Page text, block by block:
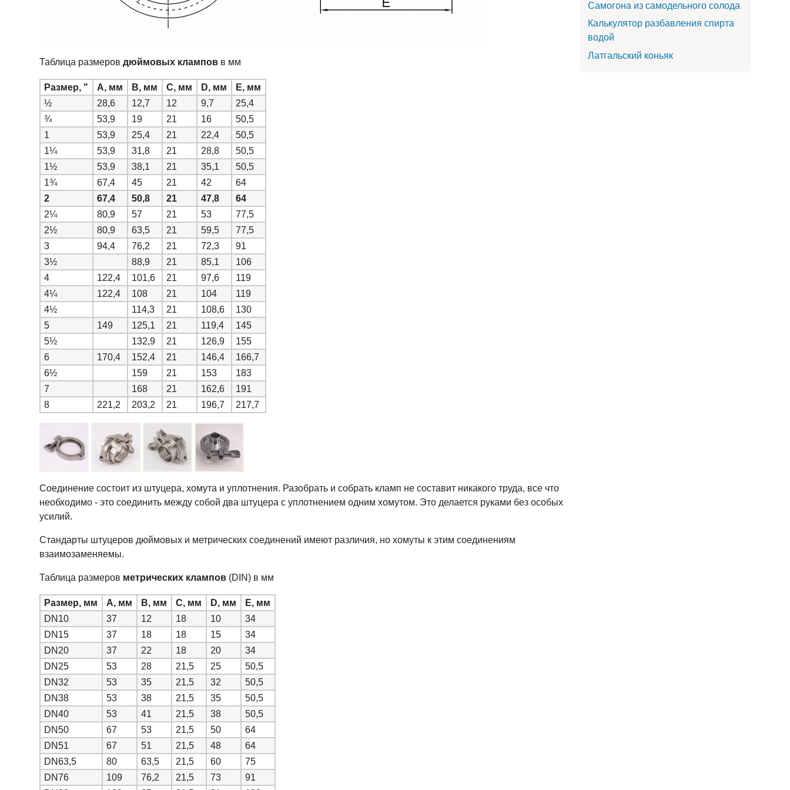
Таблица размеров дюймовых кламповв мм
Размер, " A, мм B, мм C, мм D, мм
E, мм
½
28,6 12,7 12 9,7
25,4
¾
53,9 19 21 16
50,5
1
53,9 25,4 21 22,4
50,5
1¼
53,9 31,8 21 28,8
50,5
1½
53,9 38,1 21 35,1
50,5
1¾
67,4 45 21 42
64
2
67,4 50,8 21 47,8
64
2¼
80,9 57 21 53
77,5
2½
80,9 63,5 21 59,5
77,5
3
94,4 76,2 21 72,3
91
3½
88,9 21 85,1
106
4
122,4 101,6 21 97,6
119
4¼
122,4 108 21 104
119
4½
114,3 21 108,6
130
5
149 125,1 21 119,4
145
5½
132,9 21 126,9
155
6
170,4 152,4 21 146,4
166,7
6½
159 21 153
183
7
168 21 162,6
191
8
221,2 203,2 21 196,7 217,7
Соединение состоит из штуцера, хомута и уплотнения. Разобрать и собрать кламп не составит никакого труда, все что
необходимо - это соединить между собой два штуцера с уплотнением одним хомутом. Это делается руками без особых
усилий.
Стандарты штуцеров дюймовых и метрических соединений имеют различия, но хомуты к этим соединениям
взаимозаменяемы.
Таблица размеров метрических клампов(DIN) в мм
Размер, мм A, мм B, мм C, мм D, мм
E, мм
DN10
37 12 18 10
34
DN15
37 18 18 15
34
DN20
37 22 18 20
34
DN25
53 28 21,5 25
50,5
DN32
53 35 21,5 32
50,5
DN38
53 38 21,5 35
50,5
DN40
53 41 21,5 38
50,5
DN50
67 53 21,5 50
64
DN51
67 51 21,5 48
64
DN63,5
80 63,5 21,5 60
75
DN76
109 76,2 21,5 73
91
Самогона из самодельного солода
Калькулятор разбавления спирта
водой
Латгальский коньяк